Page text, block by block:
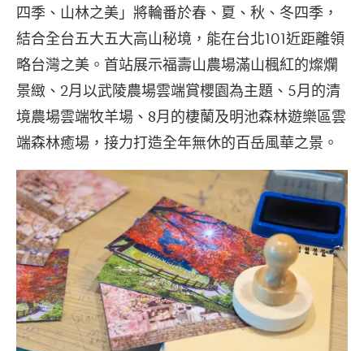
四季、山林之美」將輪番於春、夏、秋、冬四季，
結合全台五大五大高山秘境，能在台北101近距離領
略台灣之美。首站展示福壽山農場滿山楓紅的燦爛
景緻、2月以武陵農場雲端賞櫻園為主題、5月的清
境農場雲端牧羊場、8月的棲蘭及明池森林遊樂區雲
端森林癒場，接力打造全年無休的百岳風華之景。